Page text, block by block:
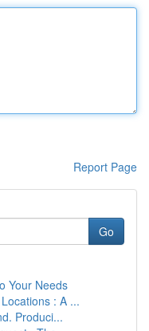
Report Page
Go
Your Needs
: A ...
Produci...